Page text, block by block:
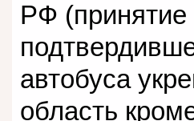
РФ (принятие
автобуса
область